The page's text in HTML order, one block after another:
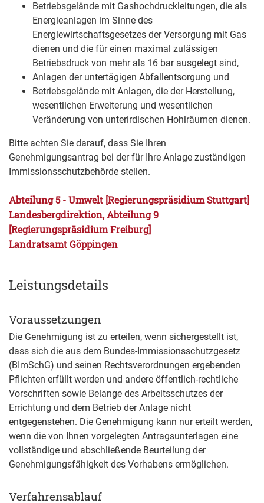
Betriebsgelände mit Gashochdruckleitungen, die als
Energieanlagen im Sinne des
Energiewirtschaftsgesetzes der Versorgung mit Gas
dienen und die für einen maximal zulässigen
Betriebsdruck von mehr als 16 bar ausgelegt sind,
Anlagen der untertägigen Abfallentsorgung und
Betriebsgelände mit Anlagen, die der Herstellung,
wesentlichen Erweiterung und wesentlichen
Veränderung von unterirdischen Hohlräumen dienen.
Bitte achten Sie darauf, dass Sie Ihren
Genehmigungsantrag bei der für Ihre Anlage zuständigen
Immissionsschutzbehörde stellen.
Abteilung 5 - Umwelt [Regierungspräsidium Stuttgart]
Landesbergdirektion, Abteilung 9
[Regierungspräsidium Freiburg]
Landratsamt Göppingen
Leistungsdetails
Voraussetzungen
Die Genehmigung ist zu erteilen, wenn sichergestellt ist,
dass sich die aus dem Bundes-Immissionsschutzgesetz
(BImSchG) und seinen Rechtsverordnungen ergebenden
Pflichten erfüllt werden und andere öffentlich-rechtliche
Vorschriften sowie Belange des Arbeitsschutzes der
Errichtung und dem Betrieb der Anlage nicht
entgegenstehen. Die Genehmigung kann nur erteilt werden,
wenn die von Ihnen vorgelegten Antragsunterlagen eine
vollständige und abschließende Beurteilung der
Genehmigungsfähigkeit des Vorhabens ermöglichen.
Verfahrensablauf